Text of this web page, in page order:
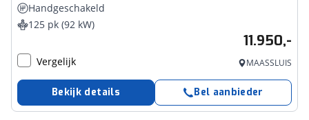
Handgeschakeld
125 pk (92 kW)
11.950,-
Vergelijk MAASSLUIS
Bekijk details Bel aanbieder